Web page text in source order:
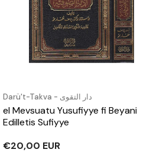
Verkäufer: Darü't-Takva - دار التقوى
el Mevsuatu Yusufiyye fi Beyani
Edilletis Sufiyye
€20,00 EUR